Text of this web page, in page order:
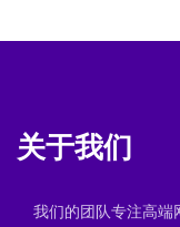
关于我们
我们的团队专注高端